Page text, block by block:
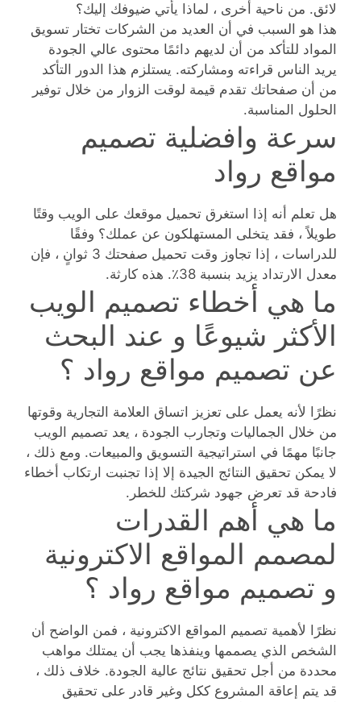
لائق. من ناحية أخرى ، لماذا يأتي ضيوفك إليك؟
هذا هو السبب في أن العديد من الشركات تختار تسويق
المواد للتأكد من أن لديهم دائمًا محتوى عالي الجودة
يريد الناس قراءته ومشاركته. يستلزم هذا الدور التأكد
من أن صفحاتك تقدم قيمة لوقت الزوار من خلال توفير
الحلول المناسبة.
سرعة وافضلية تصميم
مواقع رواد
هل تعلم أنه إذا استغرق تحميل موقعك على الويب وقتًا
طويلاً ، فقد يتخلى المستهلكون عن عملك؟ وفقًا
للدراسات ، إذا تجاوز وقت تحميل صفحتك 3 ثوانٍ ، فإن
معدل الارتداد يزيد بنسبة 38٪. هذه كارثة.
ما هي أخطاء تصميم الويب
الأكثر شيوعًا و عند البحث
عن تصميم مواقع رواد ؟
نظرًا لأنه يعمل على تعزيز اتساق العلامة التجارية وقوتها
من خلال الجماليات وتجارب الجودة ، يعد تصميم الويب
جانبًا مهمًا في استراتيجية التسويق والمبيعات. ومع ذلك ،
لا يمكن تحقيق النتائج الجيدة إلا إذا تجنبت ارتكاب أخطاء
فادحة قد تعرض جهود شركتك للخطر.
ما هي أهم القدرات
لمصمم المواقع الاكترونية
و تصميم مواقع رواد ؟
نظرًا لأهمية تصميم المواقع الاكترونية ، فمن الواضح أن
الشخص الذي يصممها وينفذها يجب أن يمتلك مواهب
محددة من أجل تحقيق نتائج عالية الجودة. خلاف ذلك ،
قد يتم إعاقة المشروع ككل وغير قادر على تحقيق